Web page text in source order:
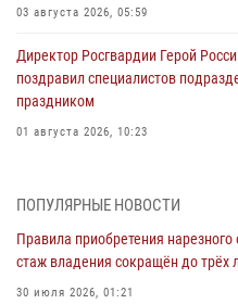
03 августа 2026, 05:59
Директор Росгвардии Герой
поздравил специалистов
праздником
01 августа 2026, 10:23
Российской Федерации
В Росгвардии вспоминают
мировой войне 1914-1918 годов
ПОПУЛЯРНЫЕ НОВОСТИ
Правила приобретения
стаж владения сокращён до трёх
30 июля 2026, 01:21